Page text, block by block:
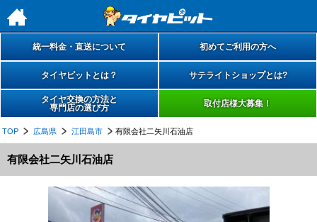
h
統一料金・直送について 初めてご利用の方へ
タイヤピットとは？ サテライトショップとは?
タイヤ交換の方法と
専門店の選び方
取付店様大募集！
TOP 広島県 江田島市 有限会社二矢川石油店
有限会社二矢川石油店